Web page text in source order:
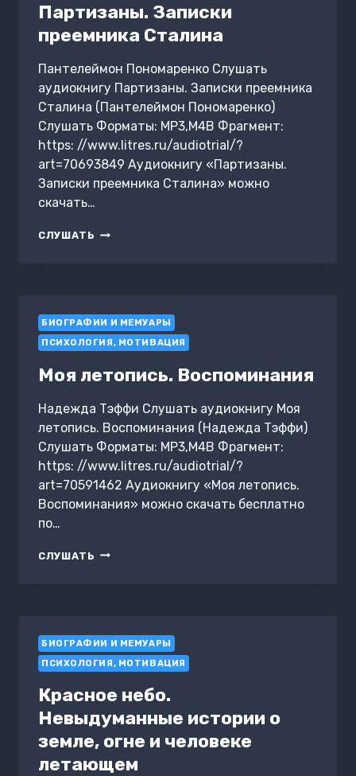
Партизаны. Записки
преемника Сталина
Пантелеймон Пономаренко Слушать
аудиокнигу Партизаны. Записки преемника
Сталина (Пантелеймон Пономаренко)
Слушать Форматы: MP3,M4B Фрагмент:
https: //www.litres.ru/audiotrial/?
art=70693849 Аудиокнигу «Партизаны.
Записки преемника Сталина» можно
скачать…
СЛУШАТЬ ПАРТИЗАНЫ.
БИОГРАФИИ И МЕМУАРЫ
ПСИХОЛОГИЯ, МОТИВАЦИЯ
Моя летопись. Воспоминания
Надежда Тэффи Слушать аудиокнигу Моя
летопись. Воспоминания (Надежда Тэффи)
Слушать Форматы: MP3,M4B Фрагмент:
https: //www.litres.ru/audiotrial/?
art=70591462 Аудиокнигу «Моя летопись.
Воспоминания» можно скачать бесплатно
по…
СЛУШАТЬ МОЯ
БИОГРАФИИ И МЕМУАРЫ
ПСИХОЛОГИЯ, МОТИВАЦИЯ
Красное небо.
Невыдуманные истории о
земле, огне и человеке
летающем